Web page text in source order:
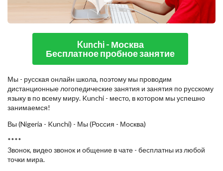
Kunchi - Москва
Бесплатное пробное занятие
Мы - русская онлайн школа, поэтому мы проводим
дистанционные логопедические занятия и занятия по русскому
языку в по всему миру. Kunchi - место, в котором мы успешно
занимаемся!
Вы (Nigeria - Kunchi) - Мы (Россия - Москва)
****
Звонок, видео звонок и общение в чате - бесплатны из любой
точки мира.